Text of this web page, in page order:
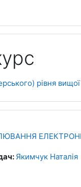
рівня вищої
Якимчук Наталія